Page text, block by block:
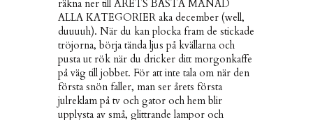
räkna ner till ÅRETS BÄSTA MÅNAD
ALLA KATEGORIER aka december (well,
duuuuh). När du kan plocka fram de stickade
tröjorna, börja tända ljus på kvällarna och
pusta ut rök när du dricker ditt morgonkaffe
på väg till jobbet. För att inte tala om när den
första snön faller, man ser årets första
julreklam på tv och gator och hem blir
upplysta av små, glittrande lampor och